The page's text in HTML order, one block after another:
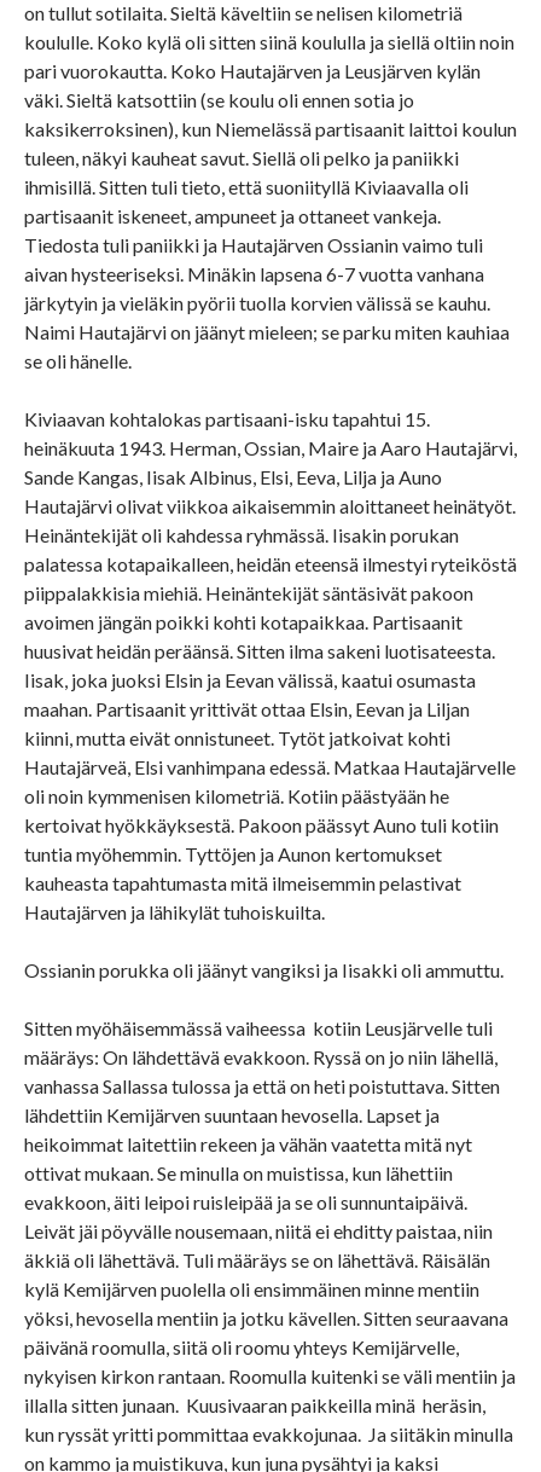
on tullut sotilaita. Sieltä käveltiin se nelisen kilometriä
koululle. Koko kylä oli sitten siinä koululla ja siellä oltiin noin
pari vuorokautta. Koko Hautajärven ja Leusjärven kylän
väki. Sieltä katsottiin (se koulu oli ennen sotia jo
kaksikerroksinen), kun Niemelässä partisaanit laittoi koulun
tuleen, näkyi kauheat savut. Siellä oli pelko ja paniikki
ihmisillä. Sitten tuli tieto, että suoniityllä Kiviaavalla oli
partisaanit iskeneet, ampuneet ja ottaneet vankeja.
Tiedosta tuli paniikki ja Hautajärven Ossianin vaimo tuli
aivan hysteeriseksi. Minäkin lapsena 6-7 vuotta vanhana
järkytyin ja vieläkin pyörii tuolla korvien välissä se kauhu.
Naimi Hautajärvi on jäänyt mieleen; se parku miten kauhiaa
se oli hänelle.
Kiviaavan kohtalokas partisaani-isku tapahtui 15.
heinäkuuta 1943. Herman, Ossian, Maire ja Aaro Hautajärvi,
Sande Kangas, Iisak Albinus, Elsi, Eeva, Lilja ja Auno
Hautajärvi olivat viikkoa aikaisemmin aloittaneet heinätyöt.
Heinäntekijät oli kahdessa ryhmässä. Iisakin porukan
palatessa kotapaikalleen, heidän eteensä ilmestyi ryteiköstä
piippalakkisia miehiä. Heinäntekijät säntäsivät pakoon
avoimen jängän poikki kohti kotapaikkaa. Partisaanit
huusivat heidän peräänsä. Sitten ilma sakeni luotisateesta.
Iisak, joka juoksi Elsin ja Eevan välissä, kaatui osumasta
maahan. Partisaanit yrittivät ottaa Elsin, Eevan ja Liljan
kiinni, mutta eivät onnistuneet. Tytöt jatkoivat kohti
Hautajärveä, Elsi vanhimpana edessä. Matkaa Hautajärvelle
oli noin kymmenisen kilometriä. Kotiin päästyään he
kertoivat hyökkäyksestä. Pakoon päässyt Auno tuli kotiin
tuntia myöhemmin. Tyttöjen ja Aunon kertomukset
kauheasta tapahtumasta mitä ilmeisemmin pelastivat
Hautajärven ja lähikylät tuhoiskuilta.
Ossianin porukka oli jäänyt vangiksi ja Iisakki oli ammuttu.
Sitten myöhäisemmässä vaiheessa kotiin Leusjärvelle tuli
määräys: On lähdettävä evakkoon. Ryssä on jo niin lähellä,
vanhassa Sallassa tulossa ja että on heti poistuttava. Sitten
lähdettiin Kemijärven suuntaan hevosella. Lapset ja
heikoimmat laitettiin rekeen ja vähän vaatetta mitä nyt
ottivat mukaan. Se minulla on muistissa, kun lähettiin
evakkoon, äiti leipoi ruisleipää ja se oli sunnuntaipäivä.
Leivät jäi pöyvälle nousemaan, niitä ei ehditty paistaa, niin
äkkiä oli lähettävä. Tuli määräys se on lähettävä. Räisälän
kylä Kemijärven puolella oli ensimmäinen minne mentiin
yöksi, hevosella mentiin ja jotku kävellen. Sitten seuraavana
päivänä roomulla, siitä oli roomu yhteys Kemijärvelle,
nykyisen kirkon rantaan. Roomulla kuitenki se väli mentiin ja
illalla sitten junaan. Kuusivaaran paikkeilla minä heräsin,
kun ryssät yritti pommittaa evakkojunaa. Ja siitäkin minulla
on kammo ja muistikuva, kun juna pysähtyi ja kaksi